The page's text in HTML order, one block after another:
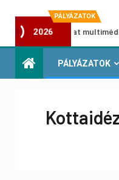
PÁLYÁZATOK
2026
pályázat multimédia-
PÁLYÁZATOK